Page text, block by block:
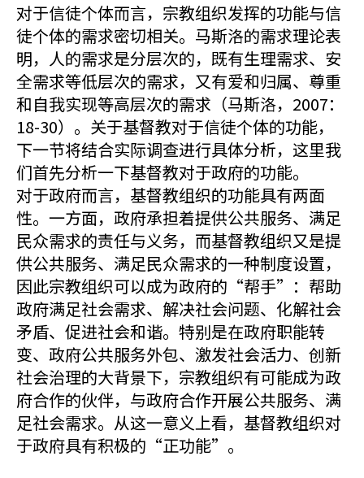
对于信徒个体而言，宗教组织发挥的功能与信
徒个体的需求密切相关。马斯洛的需求理论表
明，人的需求是分层次的，既有生理需求、安
全需求等低层次的需求，又有爱和归属、尊重
和自我实现等高层次的需求（马斯洛，2007：
18-30）。关于基督教对于信徒个体的功能，
下一节将结合实际调查进行具体分析，这里我
们首先分析一下基督教对于政府的功能。
对于政府而言，基督教组织的功能具有两面
性。一方面，政府承担着提供公共服务、满足
民众需求的责任与义务，而基督教组织又是提
供公共服务、满足民众需求的一种制度设置，
因此宗教组织可以成为政府的“帮手”：帮助
政府满足社会需求、解决社会问题、化解社会
矛盾、促进社会和谐。特别是在政府职能转
变、政府公共服务外包、激发社会活力、创新
社会治理的大背景下，宗教组织有可能成为政
府合作的伙伴，与政府合作开展公共服务、满
足社会需求。从这一意义上看，基督教组织对
于政府具有积极的“正功能”。